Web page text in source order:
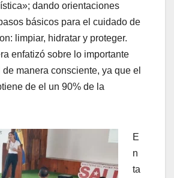
dando orientaciones
básicos para el cuidado de
limpiar, hidratar y proteger.
enfatizó sobre lo importante
manera consciente, ya que el
de el un 90% de la
E
n
ta